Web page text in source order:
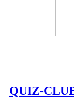
QUIZ-